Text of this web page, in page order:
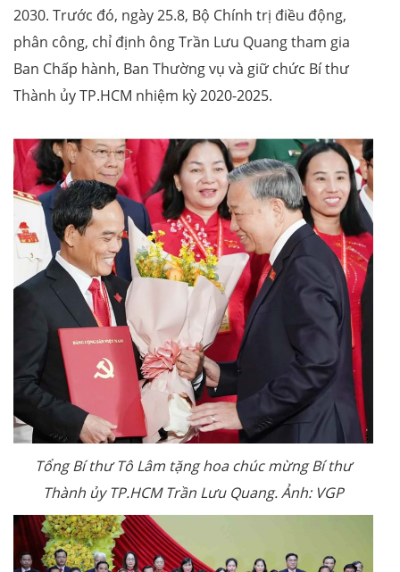
2030. Trước đó, ngày 25.8, Bộ Chính trị điều động,
phân công, chỉ định ông Trần Lưu Quang tham gia
Ban Chấp hành, Ban Thường vụ và giữ chức Bí thư
Thành ủy TP.HCM nhiệm kỳ 2020-2025.
Tổng Bí thư Tô Lâm tặng hoa chúc mừng Bí thư
Thành ủy TP.HCM Trần Lưu Quang. Ảnh: VGP